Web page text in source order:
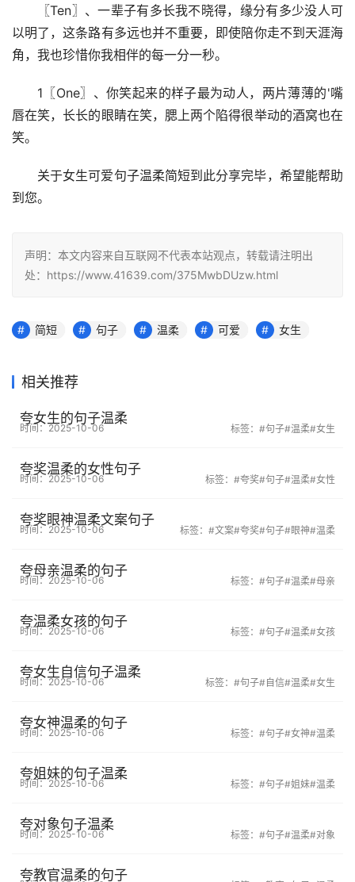
〖Ten〗、一辈子有多长我不晓得，缘分有多少没人可
以明了，这条路有多远也并不重要，即使陪你走不到天涯海
角，我也珍惜你我相伴的每一分一秒。
1〖One〗、你笑起来的样子最为动人，两片薄薄的'嘴
唇在笑，长长的眼睛在笑，腮上两个陷得很举动的酒窝也在
笑。
关于女生可爱句子温柔简短到此分享完毕，希望能帮助
到您。
声明：本文内容来自互联网不代表本站观点，转载请注明出
处：https://www.41639.com/375MwbDUzw.html
简短 句子 温柔 可爱 女生
相关推荐
夸女生的句子温柔
时间：2025-10-06 标签： #句子#温柔#女生
夸奖温柔的女性句子
时间：2025-10-06 标签： #夸奖#句子#温柔#女性
夸奖眼神温柔文案句子
时间：2025-10-06 标签： #文案#夸奖#句子#眼神#温柔
夸母亲温柔的句子
时间：2025-10-06 标签： #句子#温柔#母亲
夸温柔女孩的句子
时间：2025-10-06 标签： #句子#温柔#女孩
夸女生自信句子温柔
时间：2025-10-06 标签： #句子#自信#温柔#女生
夸女神温柔的句子
时间：2025-10-06 标签： #句子#女神#温柔
夸姐妹的句子温柔
时间：2025-10-06 标签： #句子#姐妹#温柔
夸对象句子温柔
时间：2025-10-06 标签： #句子#温柔#对象
夸教官温柔的句子